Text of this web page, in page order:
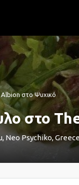
στο Ψυχικό
στο
Neo Psychiko,